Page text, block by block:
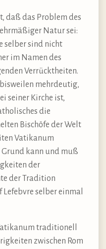
daß das Problem des
Natur sei:
selber sind nicht
im Namen des
Verrücktheiten.
mehrdeutig,
seiner Kirche ist,
die
Bischöfe der Welt
Vatikanum
Grund kann und muß
der
der Tradition
selber einmal
traditionell
zwischen Rom